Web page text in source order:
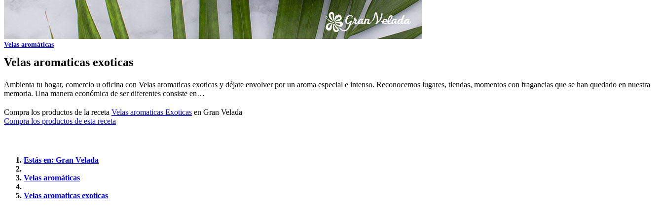
Velas aromáticas
Velas aromaticas exoticas
Ambienta tu hogar, comercio u oficina con Velas aromaticas exoticas y déjate envolver por un aroma especial e intenso. Reconocemos lugares, tiendas, momentos con fragancias que se han quedado en nuestra
memoria. Una manera económica de ser diferentes consiste en…
Compra los productos de la receta Velas aromaticas Exoticas en Gran Velada
Compra los productos de esta receta
Estás en: Gran Velada
Velas aromáticas
Velas aromaticas exoticas